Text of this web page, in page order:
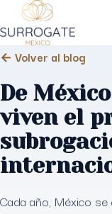
← Volver al blog
De
viven el
Cada año, México